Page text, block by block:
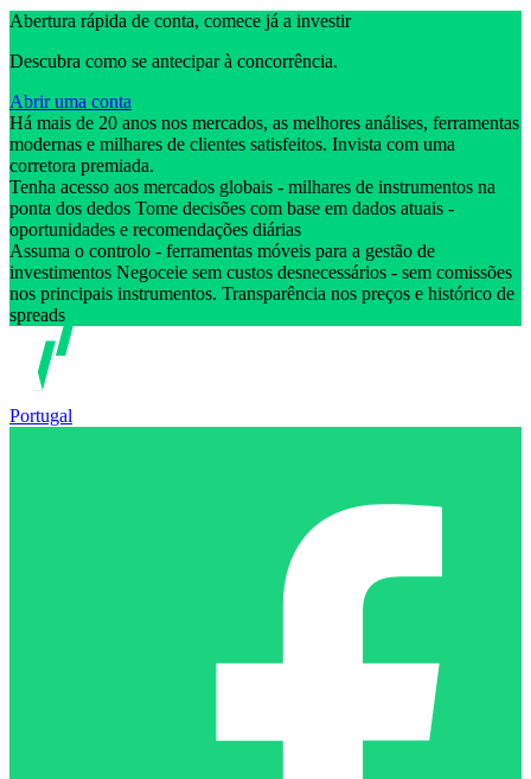
Abertura rápida de conta, comece já a investir
Descubra como se antecipar à concorrência.
Abrir uma conta
Há mais de 20 anos nos mercados, as melhores análises, ferramentas
modernas e milhares de clientes satisfeitos. Invista com uma
corretora premiada.
Tenha acesso aos mercados globais - milhares de instrumentos na
ponta dos dedos Tome decisões com base em dados atuais -
oportunidades e recomendações diárias
Assuma o controlo - ferramentas móveis para a gestão de
investimentos Negoceie sem custos desnecessários - sem comissões
nos principais instrumentos. Transparência nos preços e histórico de
spreads
Portugal